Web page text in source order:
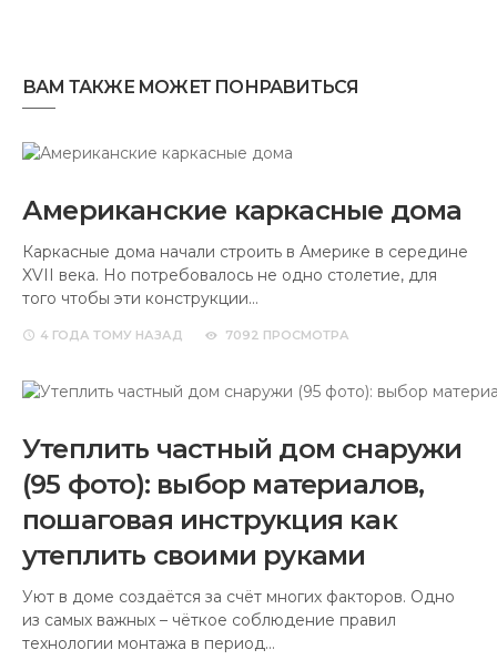
ВАМ ТАКЖЕ МОЖЕТ ПОНРАВИТЬСЯ
Американские каркасные дома
Каркасные дома начали строить в Америке в середине
XVII века. Но потребовалось не одно столетие, для
того чтобы эти конструкции…
4 ГОДА ТОМУ НАЗАД 7092 ПРОСМОТРА
Утеплить частный дом снаружи
(95 фото): выбор материалов,
пошаговая инструкция как
утеплить своими руками
Уют в доме создаётся за счёт многих факторов. Одно
из самых важных – чёткое соблюдение правил
технологии монтажа в период…